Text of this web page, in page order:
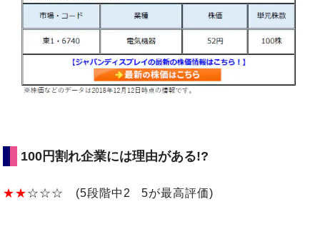
100円割れ企業には理由がある!?
★★☆☆☆ (5段階中2 5が最高評価)